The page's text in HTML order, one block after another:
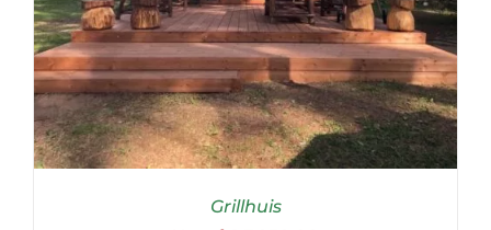
Grillhuis